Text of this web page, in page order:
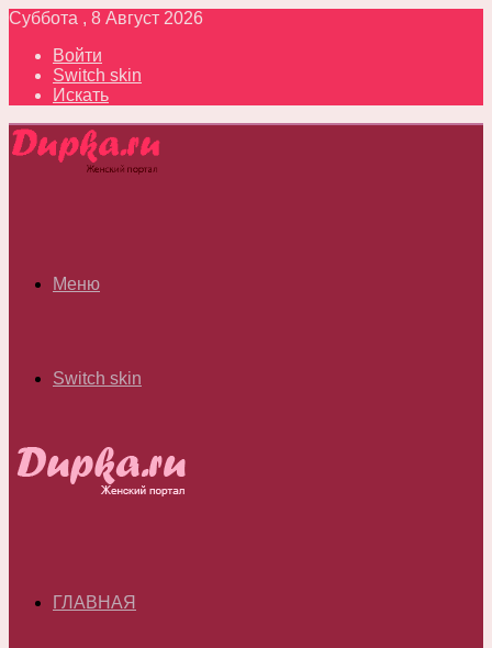
Суббота , 8 Август 2026
Войти
Switch skin
Искать
Меню
Switch skin
ГЛАВНАЯ